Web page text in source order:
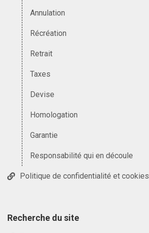
Annulation
Récréation
Retrait
Taxes
Devise
Homologation
Garantie
Responsabilité qui en découle
Politique de confidentialité et cookies
Recherche du site